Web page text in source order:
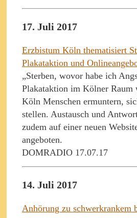
17. Juli 2017
Erzbistum Köln thematisiert
Plakataktion und
„Sterben, wovor habe ich
Plakataktion im Kölner Raum
Köln Menschen ermuntern,
stellen. Austausch und
zudem auf einer neuen
angeboten.
DOMRADIO 17.07.17
14. Juli 2017
Anhörung zu schwerkrankem